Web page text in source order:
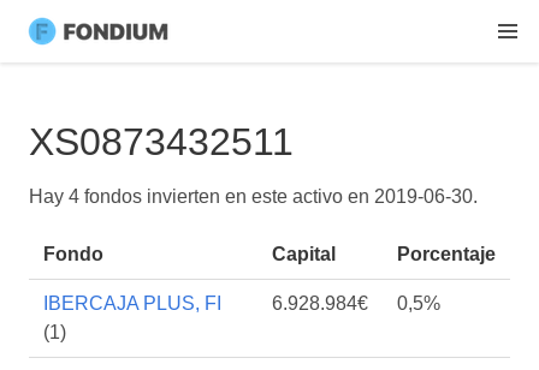
XS0873432511
Hay 4 fondos invierten en este activo en 2019-06-30.
Fondo Capital Porcentaje
IBERCAJA PLUS, FI
(1)
6.928.984€ 0,5%